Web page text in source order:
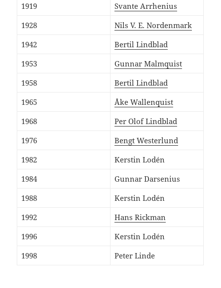
1919
Svante Arrhenius
1928
Nils V. E. Nordenmark
1942
Bertil Lindblad
1953
Gunnar Malmquist
1958
Bertil Lindblad
1965
Åke Wallenquist
1968
Per Olof Lindblad
1976
Bengt Westerlund
1982
Kerstin Lodén
1984
Gunnar Darsenius
1988
Kerstin Lodén
1992
Hans Rickman
1996
Kerstin Lodén
1998
Peter Linde